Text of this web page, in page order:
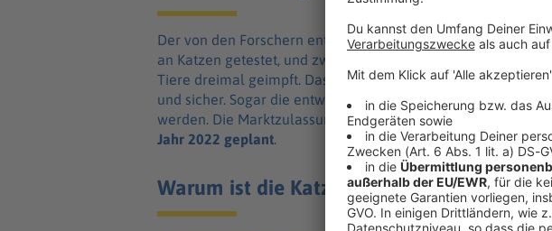
Der von den Forschern entwickelte Katzenimpfstoff heißt
an Katzen getestet, und zwar über drei Wochen hinweg. In
Tiere dreimal geimpft. Das Ergebnis: Der entwickelte
und sicher. Sogar die entwickelten Antikörper konnten nach
werden. Die Marktzulassung des Impfstoffs HypoCatTM ist in
Jahr 2022 geplant
Warum ist die Katzenhaarallergie so